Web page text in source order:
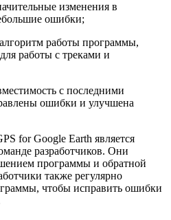
изменения в
ошибки;
работы программы,
работы с треками и
с последними
ошибки и улучшена
for Google Earth является
разработчиков. Они
программы и обратной
также регулярно
чтобы исправить ошибки